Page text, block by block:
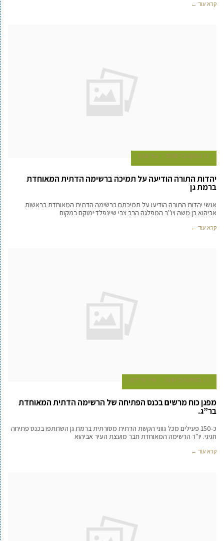
קרא עוד ←
12 באוקטובר 2008 עמי שרון
יהדות התורה הודיעה על תמיכה ברשימה הדתית המאוחדת
ברמת גן
אנשי יהדות התורה הודיעו על תמיכתם ברשימה הדתית המאוחדת בראשות
אביהוא בן משה ויו''ר המפלגה הרב צבי שיינפלד ימוקם במקום
קרא עוד ←
23 בספטמבר 2008 שיר פרידמן
מפגן כוח מרשים בכנס הפתיחה של הרשימה הדתית המאוחדת
בר”ג.
כ-150 פעילים מכל גווני הקשת הדתית מסורתית ברמת גן השתתפו בכנס פתיחה
חגיגי. יו''ר הרשימה המאוחדת חבר מועצת העיר אביהוא
קרא עוד ←